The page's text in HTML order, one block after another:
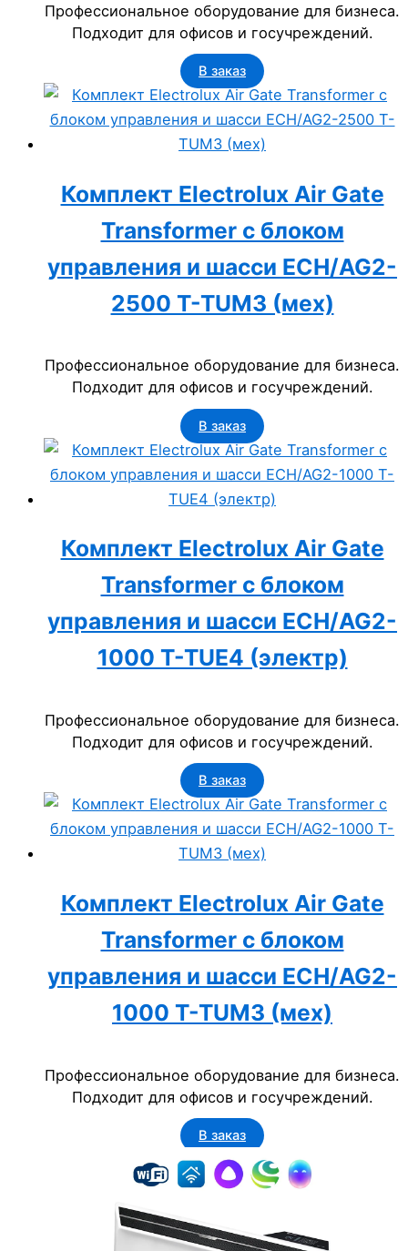
Профессиональное оборудование для бизнеса.
Подходит для офисов и госучреждений.
В заказ
Комплект Electrolux Air Gate
Transformer с блоком
управления и шасси ECH/AG2-
2500 T-TUM3 (мех)
Профессиональное оборудование для бизнеса.
Подходит для офисов и госучреждений.
В заказ
Комплект Electrolux Air Gate
Transformer с блоком
управления и шасси ECH/AG2-
1000 T-TUE4 (электр)
Профессиональное оборудование для бизнеса.
Подходит для офисов и госучреждений.
В заказ
Комплект Electrolux Air Gate
Transformer с блоком
управления и шасси ECH/AG2-
1000 T-TUM3 (мех)
Профессиональное оборудование для бизнеса.
Подходит для офисов и госучреждений.
В заказ